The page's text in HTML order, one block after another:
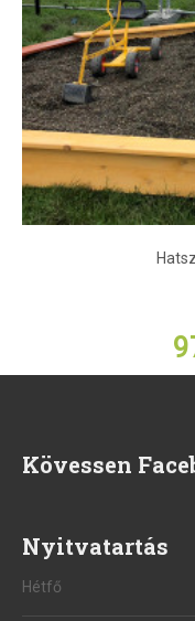
Kövessen
Nyitvatartás
Hétfő